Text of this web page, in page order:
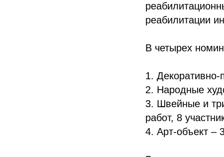
реабилитации
В четырех
1. Декоративно-
2. Народные
3. Швейные и
работ, 8
4. Арт-объект –